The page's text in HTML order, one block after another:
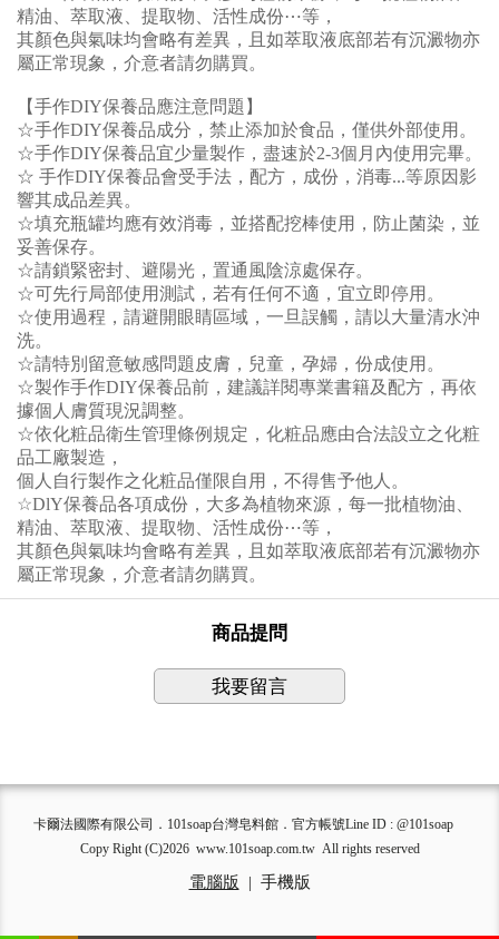
精油、萃取液、提取物、活性成份⋯等，
其顏色與氣味均會略有差異，且如萃取液底部若有沉澱物亦
屬正常現象，介意者請勿購買。
【手作DIY保養品應注意問題】
☆手作DIY保養品成分，禁止添加於食品，僅供外部使用。
☆手作DIY保養品宜少量製作，盡速於2-3個月內使用完畢。
☆ 手作DIY保養品會受手法，配方，成份，消毒...等原因影
響其成品差異。
☆填充瓶罐均應有效消毒，並搭配挖棒使用，防止菌染，並
妥善保存。
☆請鎖緊密封、避陽光，置通風陰涼處保存。
☆可先行局部使用測試，若有任何不適，宜立即停用。
☆使用過程，請避開眼睛區域，一旦誤觸，請以大量清水沖
洗。
☆請特別留意敏感問題皮膚，兒童，孕婦，份成使用。
☆製作手作DIY保養品前，建議詳閱專業書籍及配方，再依
據個人膚質現況調整。
☆依化粧品衛生管理條例規定，化粧品應由合法設立之化粧
品工廠製造，
個人自行製作之化粧品僅限自用，不得售予他人。
☆DlY保養品各項成份，大多為植物來源，每一批植物油、
精油、萃取液、提取物、活性成份⋯等，
其顏色與氣味均會略有差異，且如萃取液底部若有沉澱物亦
屬正常現象，介意者請勿購買。
商品提問
我要留言
卡爾法國際有限公司．101soap台灣皂料館．官方帳號Line ID : @101soap
Copy Right (C)2026 www.101soap.com.tw All rights reserved
電腦版 | 手機版